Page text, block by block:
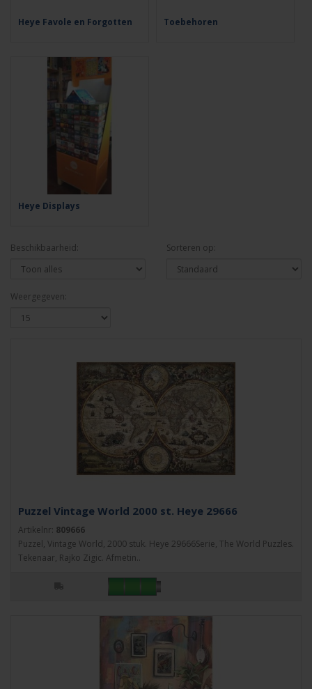
Heye Favole en Forgotten Toebehoren
Heye Displays
Beschikbaarheid: Sorteren op:
Weergegeven:
Puzzel Vintage World 2000 st. Heye 29666
Artikelnr: 809666
Puzzel, Vintage World, 2000 stuk. Heye 29666Serie, The World Puzzles.
Tekenaar, Rajko Zigic. Afmetin..